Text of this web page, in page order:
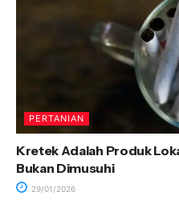
PERTANIAN
Kretek Adalah Produk
Bukan Dimusuhi
29/01/2026